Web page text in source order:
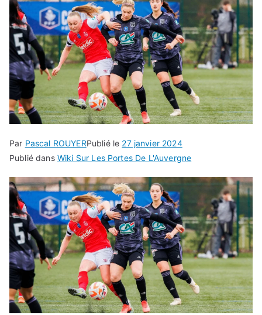
Par Pascal ROUYERPublié le 27 janvier 2024
Publié dans Wiki Sur Les Portes De L'Auvergne